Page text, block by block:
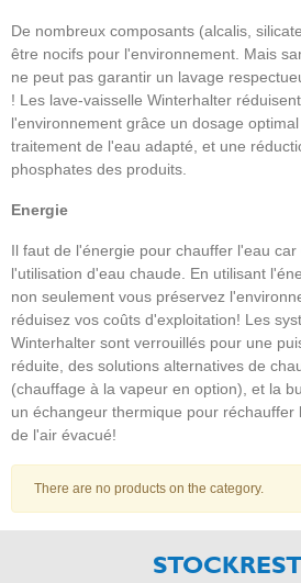
De nombreux composants (alcalis,
être nocifs pour l'environnement. Mais
ne peut pas garantir un lavage
! Les lave-vaisselle Winterhalter
l'environnement grâce un dosage
traitement de l'eau adapté, et une
phosphates des produits.
Energie
Il faut de l'énergie pour chauffer l'eau
l'utilisation d'eau chaude. En utilisant
non seulement vous préservez
réduisez vos coûts d'exploitation! Les
Winterhalter sont verrouillés pour une
réduite, des solutions alternatives de
(chauffage à la vapeur en option), et la
un échangeur thermique pour
de l'air évacué!
There are no products on the category.